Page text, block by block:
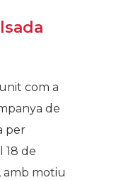
com a
de
per
18 de
amb motiu